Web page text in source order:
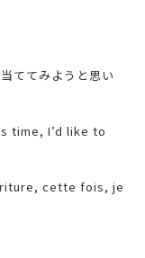
ててみようと思い
time, I’d like to
cette fois, je